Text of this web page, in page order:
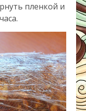
пленкой и